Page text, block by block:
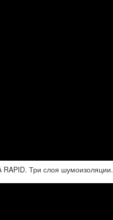
RAPID. Три слоя шумоизоляции.